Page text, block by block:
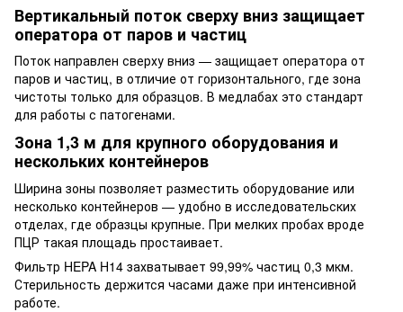
Вертикальный поток сверху вниз защищает
оператора от паров и частиц
Поток направлен сверху вниз — защищает оператора от
паров и частиц, в отличие от горизонтального, где зона
чистоты только для образцов. В медлабах это стандарт
для работы с патогенами.
Зона 1,3 м для крупного оборудования и
нескольких контейнеров
Ширина зоны позволяет разместить оборудование или
несколько контейнеров — удобно в исследовательских
отделах, где образцы крупные. При мелких пробах вроде
ПЦР такая площадь простаивает.
Фильтр HEPA H14 захватывает 99,99% частиц 0,3 мкм.
Стерильность держится часами даже при интенсивной
работе.